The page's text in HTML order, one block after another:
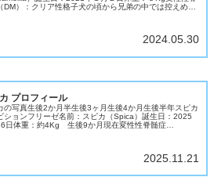
DM）：クリア性格子犬の頃から兄弟の中では控えめだ
2024.05.30
プロフィール
の写真生後2か月半生後3ヶ月生後4か月生後半年スピカ
ションフリーゼ名前：スピカ（Spica）誕生日：2025
日体重：約4Kg 生後9か月現在変性性脊髄症
2025.11.21